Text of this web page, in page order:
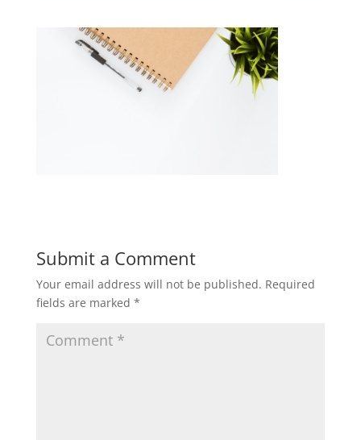
Submit a Comment
Your email address will not be published. Required
fields are marked *